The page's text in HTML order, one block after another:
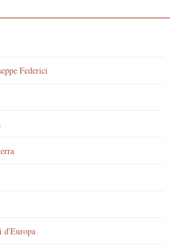
Federici
d'Europa